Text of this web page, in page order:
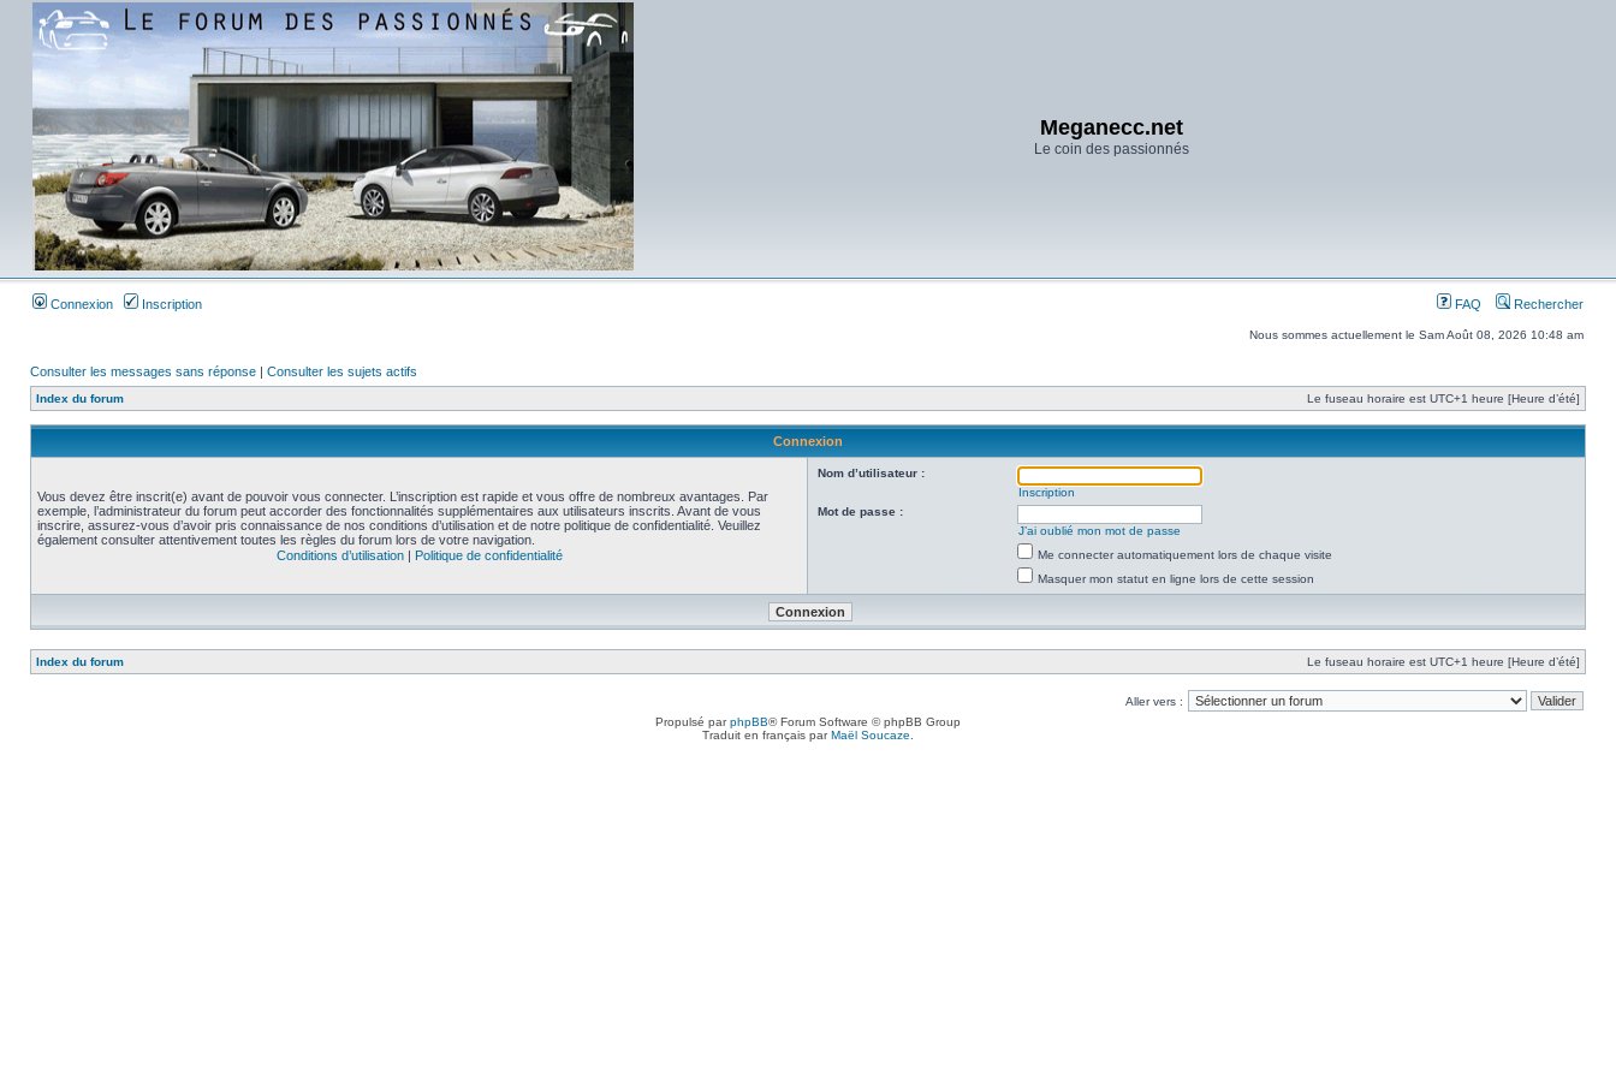
Meganecc.net
Le coin des passionnés
Connexion Inscription FAQ Rechercher
Nous sommes actuellement le Sam Août 08, 2026 10:48 am
Consulter les messages sans réponse | Consulter les sujets actifs
Index du forum Le fuseau horaire est UTC+1 heure [Heure d’été]
Connexion
Vous devez être inscrit(e) avant de pouvoir vous connecter. L’inscription est rapide et vous offre de nombreux avantages. Par
exemple, l’administrateur du forum peut accorder des fonctionnalités supplémentaires aux utilisateurs inscrits. Avant de vous
inscrire, assurez-vous d’avoir pris connaissance de nos conditions d’utilisation et de notre politique de confidentialité. Veuillez
également consulter attentivement toutes les règles du forum lors de votre navigation.
Conditions d’utilisation| Politique de confidentialité
Nom d’utilisateur :
Inscription
Mot de passe :
J’ai oublié mon mot de passe
Me connecter automatiquement lors de chaque visite
Masquer mon statut en ligne lors de cette session
Index du forum Le fuseau horaire est UTC+1 heure [Heure d’été]
Aller vers :
Propulsé parphpBB® Forum Software © phpBB Group
Traduit en français parMaël Soucaze